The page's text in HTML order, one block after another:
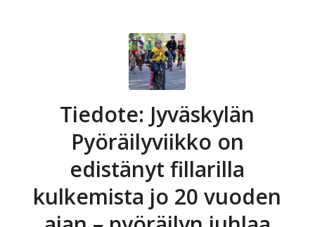
Tiedote: Jyväskylän
Pyöräilyviikko on
edistänyt fillarilla
kulkemista jo 20 vuoden